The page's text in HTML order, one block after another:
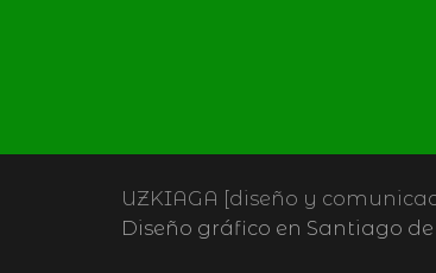
UZKIAGA [diseño y
Diseño gráfico en Santiago